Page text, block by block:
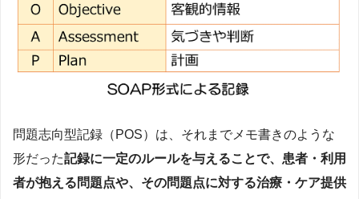
問題志向型記録（POS）は、それまでメモ書きのような
形だった記録に一定のルールを与えることで、患者・利用
者が抱える問題点や、その問題点に対する治療・ケア提供